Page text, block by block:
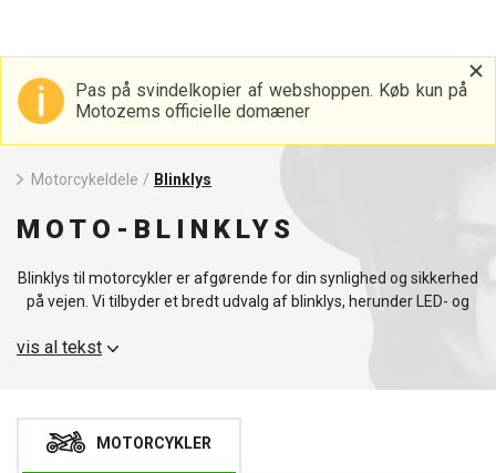
Pas på svindelkopier af webshoppen. Køb kun på
Motozems officielle domæner
Motorcykeldele / Blinklys
MOTO-BLINKLYS
Blinklys til motorcykler er afgørende for din synlighed og sikkerhed
på vejen. Vi tilbyder et bredt udvalg af blinklys, herunder LED- og
vores homologerede og universelle modeller, der passer perfekt til
vis al tekst
MOTORCYKLER